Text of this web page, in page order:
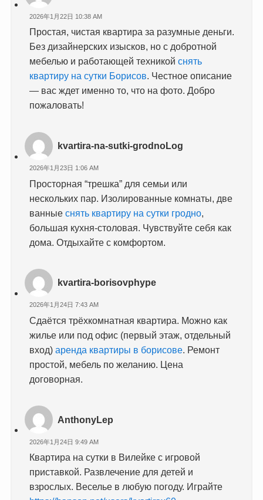
2026年1月22日 10:38 AM
Простая, чистая квартира за разумные деньги.
Без дизайнерских изысков, но с добротной
мебелью и работающей техникойснять
квартиру на сутки Борисов. Честное описание
— вас ждет именно то, что на фото. Добро
пожаловать!
kvartira-na-sutki-grodnoLog
2026年1月23日 1:06 AM
Просторная “трешка” для семьи или
нескольких пар. Изолированные комнаты, две
ванныеснять квартиру на сутки гродно,
большая кухня-столовая. Чувствуйте себя как
дома. Отдыхайте с комфортом.
kvartira-borisovphype
2026年1月24日 7:43 AM
Сдаётся трёхкомнатная квартира. Можно как
жилье или под офис (первый этаж, отдельный
вход)аренда квартиры в борисове. Ремонт
простой, мебель по желанию. Цена
договорная.
AnthonyLep
2026年1月24日 9:49 AM
Квартира на сутки в Вилейке с игровой
приставкой. Развлечение для детей и
взрослых. Веселье в любую погоду. Играйте